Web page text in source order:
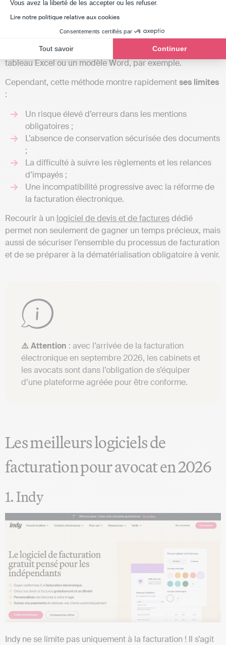
Vous avez la liberté de les accepter ou les refuser.
Lire notre politique relative aux cookies
Consentements certifiés par
Tout savoir Continuer
Actuellement, aucune loi n’impose expressément aux
avocats d’utiliser un logiciel de facturation. Il était donc
possible d’établir ses factures manuellement, via un
tableau Excel ou un modèle Word, par exemple.
Cependant, cette méthode montre rapidementses limites
:
Un risque élevé d’erreurs dans les mentions
obligatoires ;
L’absence de conservation sécurisée des documents
;
La difficulté à suivre les règlements et les relances
d’impayés ;
Une incompatibilité progressive avec la réforme de
la facturation électronique.
Recourir à un logiciel de devis et de facturesdédié
permet non seulement de gagner un temps précieux, mais
aussi de sécuriser l’ensemble du processus de facturation
et de se préparer à la dématérialisation obligatoire à venir.
⚠️ Attention : avec l’arrivée de la facturation
électronique en septembre 2026, les cabinets et
les avocats sont dans l’obligation de s’équiper
d’une plateforme agréée pour être conforme.
Les meilleurs logiciels de
facturation pour avocat en 2026
1. Indy
Indy ne se limite pas uniquement à la facturation ! Il s’agit